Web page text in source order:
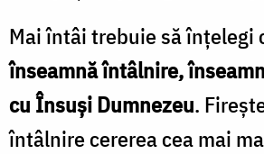
Mai întâi trebuie să înţelegi
înseam­nă întâlnire,
cu Însuşi Dumnezeu.
întâlnire cererea cea mai